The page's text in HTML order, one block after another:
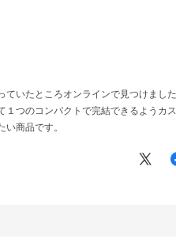
いたところオンラインで見つけました
つのコンパクトで完結できるようカ
商品です。